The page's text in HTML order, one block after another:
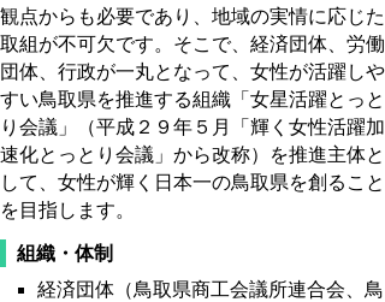
観点からも必要であり、地域の実情に応じた
取組が不可欠です。そこで、経済団体、労働
団体、行政が一丸となって、女性が活躍しや
すい鳥取県を推進する組織「女星活躍とっと
り会議」（平成２９年５月「輝く女性活躍加
速化とっとり会議」から改称）を推進主体と
して、女性が輝く日本一の鳥取県を創ること
を目指します。
組織・体制
経済団体（鳥取県商工会議所連合会、鳥